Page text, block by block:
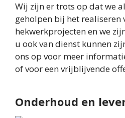
Wij zijn er trots op dat we
geholpen bij het realiseren
hekwerkprojecten en we
u ook van dienst kunnen
ons op voor meer
of voor een vrijblijvende
Onderhoud en